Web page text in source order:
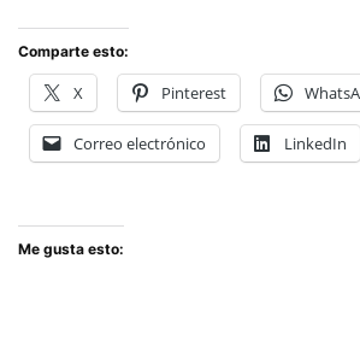
Comparte esto:
X Pinterest
Correo electrónico LinkedIn
Me gusta esto: